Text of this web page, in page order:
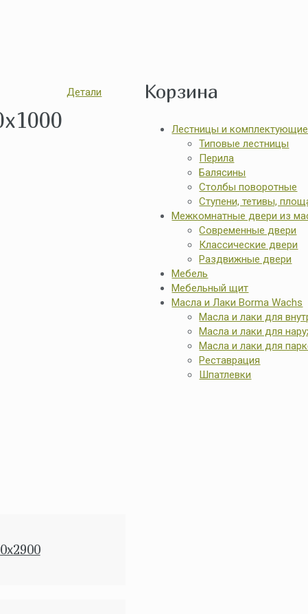
Детали
Корзина
Лестницы и комплектующие
Типовые лестницы
Перила
Балясины
Столбы поворотные
Ступени, тетивы,
Межкомнатные двери из
Современные двери
Классические двери
Раздвижные двери
Мебель
Мебельный щит
Масла и Лаки Borma Wachs
Масла и лаки для
Масла и лаки для
Масла и лаки для
Реставрация
Шпатлевки